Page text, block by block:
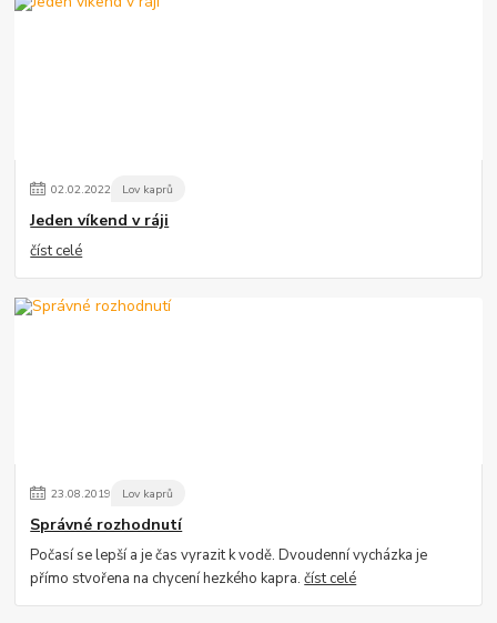
02.02.2022 Lov kaprů
Jeden víkend v ráji
číst celé
23.08.2019 Lov kaprů
Správné rozhodnutí
Počasí se lepší a je čas vyrazit k vodě. Dvoudenní vycházka je
přímo stvořena na chycení hezkého kapra.číst celé